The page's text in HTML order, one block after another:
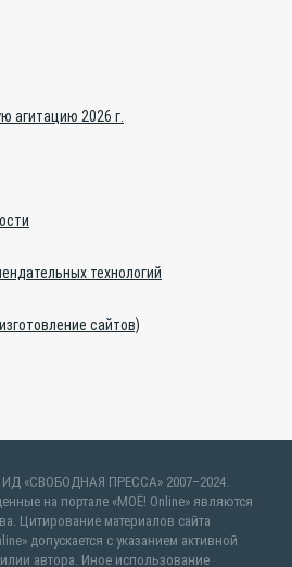
агитацию 2026 г.
технологий
сайтов)
«СВОБОДНАЯ ПРЕССА» 2007–2024.
на портале «МОЁ! Online» являются
Цитирование материалов сайта
допускается с указанием активной
автора. Иное использование